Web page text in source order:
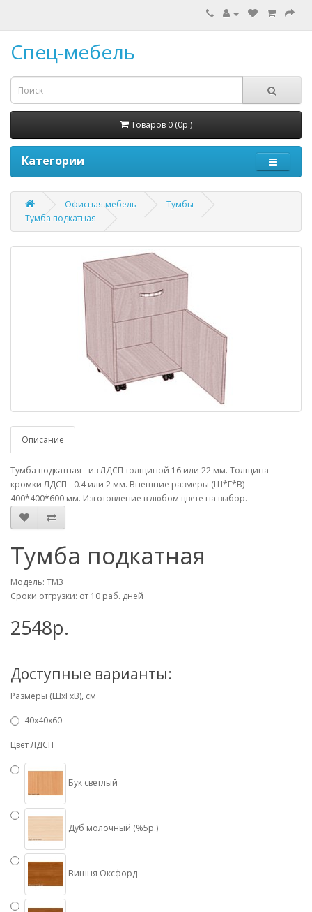
Спец-мебель
Товаров 0 (0р.)
Категории
Офисная мебель
Тумбы
Тумба подкатная
Описание
Тумба подкатная - из ЛДСП толщиной 16 или 22 мм. Толщина
кромки ЛДСП - 0.4 или 2 мм. Внешние размеры (Ш*Г*В) -
400*400*600 мм. Изготовление в любом цвете на выбор.
Тумба подкатная
Модель: TM3
Сроки отгрузки: от 10 раб. дней
2548р.
Доступные варианты:
Размеры (ШхГхВ), см
40х40х60
Цвет ЛДСП
Бук светлый
Дуб молочный (%5р.)
Вишня Оксфорд